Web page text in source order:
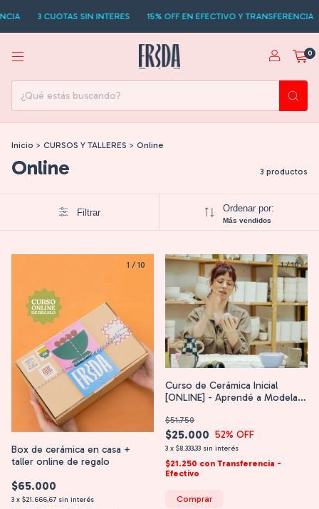
3 CUOTAS SIN INTERES 15% OFF EN EFECTIVO Y TRANSFERENCIA 3
0
Inicio > CURSOS Y TALLERES > Online
Online 3 productos
Filtrar Ordenar por:
Más vendidos
1 /10
Box de cerámica en casa +
taller online de regalo
$65.000
3 x $21.666,67 sin interés
1/10
Curso de Cerámica Inicial
[ONLINE] - Aprendé a Modelar
$25.000
$51.750
52% OFF
3 x $8.333,33 sin interés
$21.250 con Transferencia -
Efectivo